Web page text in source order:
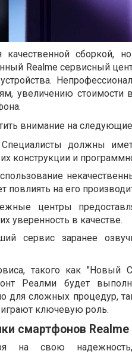
качественной сборкой,
Realme сервисный
увеличению стоимости
внимание на
Специалисты должны
конструкции и
на его
центры
уверенность в качестве.
сервис заранее
такого как "Новый
Реалми будет
для сложных процедур,
играют ключевую роль.
смартфонов Realme
на свою